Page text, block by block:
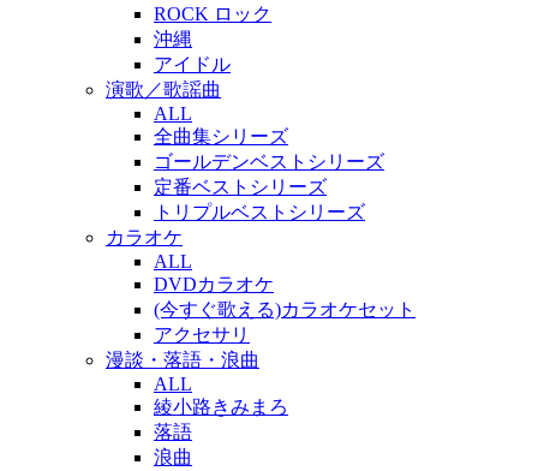
ROCK ロック
沖縄
アイドル
演歌／歌謡曲
ALL
全曲集シリーズ
ゴールデンベストシリーズ
定番ベストシリーズ
トリプルベストシリーズ
カラオケ
ALL
DVDカラオケ
(今すぐ歌える)カラオケセット
アクセサリ
漫談・落語・浪曲
ALL
綾小路きみまろ
落語
浪曲